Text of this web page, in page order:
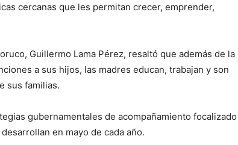
cercanas que les permitan crecer, emprender,
Guillermo Lama Pérez, resaltó que además de la
a sus hijos, las madres educan, trabajan y son
sus familias.
gubernamentales de acompañamiento focalizado
en mayo de cada año.